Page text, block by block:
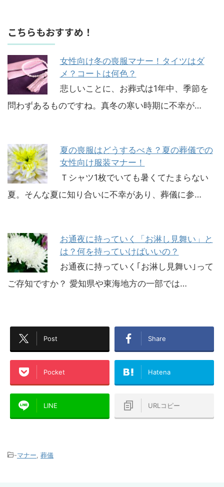
こちらもおすすめ！
女性向け冬の喪服マナー！タイツはダ
メ？コートは何色？
悲しいことに、お葬式は1年中、季節を
問わずあるものですね。真冬の寒い時期に不幸が…
夏の喪服はどうするべき？夏の葬儀での
女性向け服装マナー！
Ｔシャツ1枚でいても暑くてたまらない
夏。そんな夏に知り合いに不幸があり、葬儀に参…
お通夜に持っていく「お淋し見舞い」と
は？何を持っていけばいいの？
お通夜に持っていく｢お淋し見舞い｣って
ご存知ですか？ 愛知県や東海地方の一部では…
Post Share
Pocket Hatena
LINE URLコピー
-マナー 葬儀